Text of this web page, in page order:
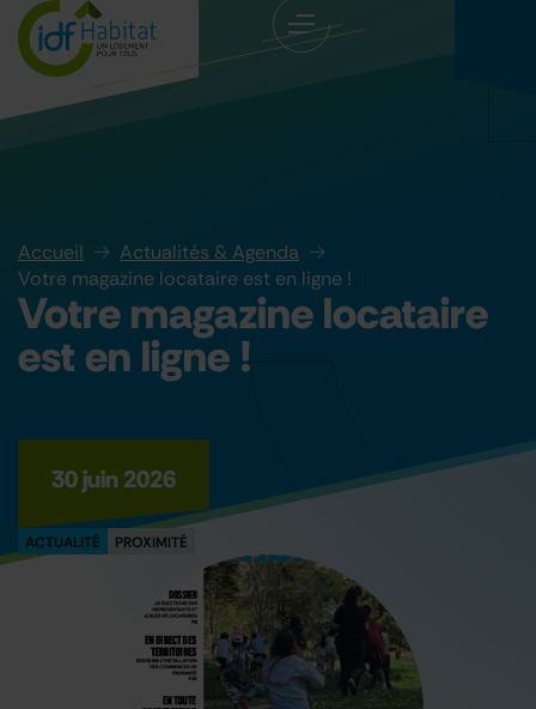
Accueil
Actualités & Agenda
Votre magazine locataire est en ligne !
Votre magazine locataire
est en ligne !
30 juin 2026
ACTUALITÉ PROXIMITÉ